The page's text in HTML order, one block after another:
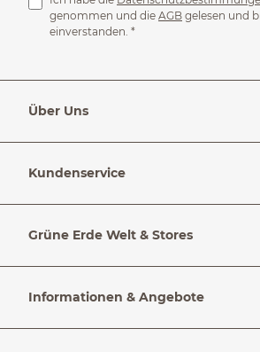
genommen und die AGB gelesen und
einverstanden. *
Über Uns
Kundenservice
Grüne Erde Welt & Stores
Informationen & Angebote